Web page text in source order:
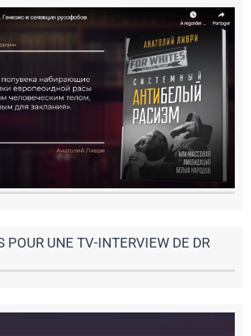
UNE TV-INTERVIEW DE DR